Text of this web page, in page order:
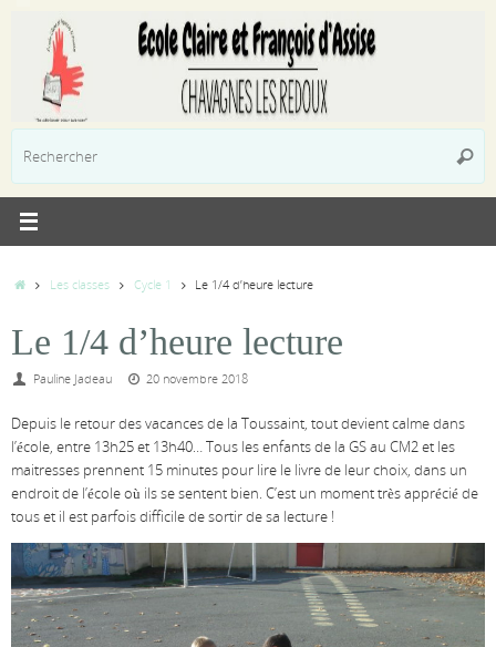
contenu
:
AccueilLes classes Cycle 1 Le 1/4 d’heure lecture
Le 1/4 d’heure lecture
Pauline Jadeau 20 novembre 2018
Depuis le retour des vacances de la Toussaint, tout devient calme dans
l’école, entre 13h25 et 13h40… Tous les enfants de la GS au CM2 et les
maitresses prennent 15 minutes pour lire le livre de leur choix, dans un
endroit de l’école où ils se sentent bien. C’est un moment très apprécié de
tous et il est parfois difficile de sortir de sa lecture !